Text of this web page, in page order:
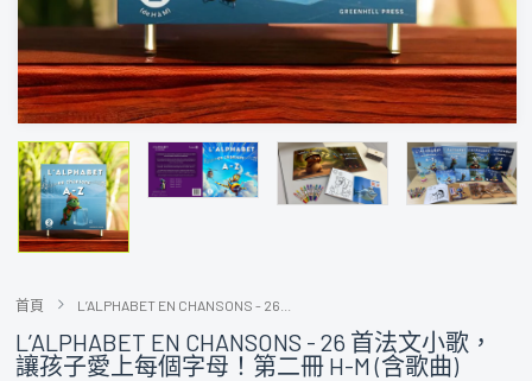
首頁 L’ALPHABET EN CHANSONS - 26...
L’ALPHABET EN CHANSONS - 26 首法文小歌，
讓孩子愛上每個字母！第二冊 H-M (含歌曲)